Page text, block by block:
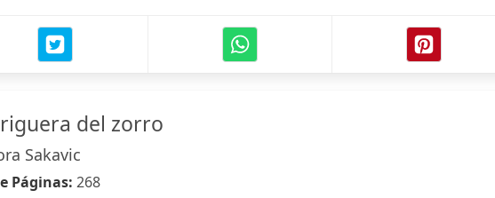
del zorro
Sakavic
Páginas: 268